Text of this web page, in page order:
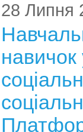
28 Липня
навичок